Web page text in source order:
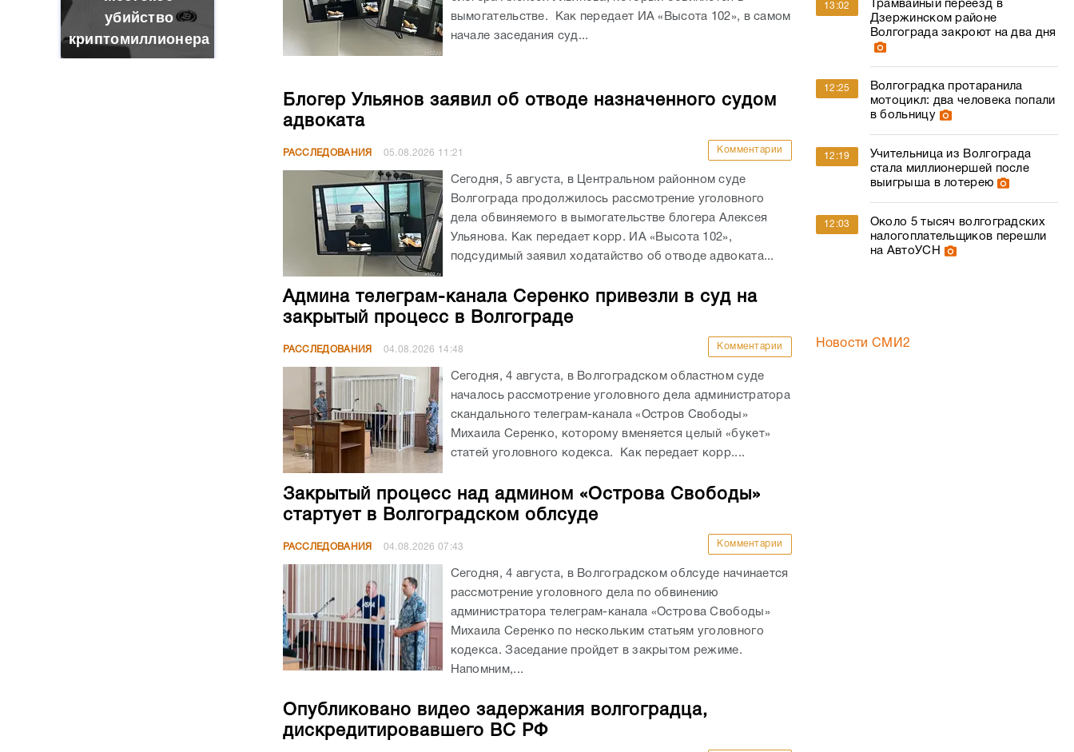
убийство
криптомиллионера
вымогательстве. Как передает ИА «Высота 102», в самом
начале заседания суд...
Блогер Ульянов заявил об отводе назначенного судом
адвоката
РАССЛЕДОВАНИЯ 05.08.2026 11:21 Комментарии
Сегодня, 5 августа, в Центральном районном суде
Волгограда продолжилось рассмотрение уголовного
дела обвиняемого в вымогательстве блогера Алексея
Ульянова. Как передает корр. ИА «Высота 102»,
подсудимый заявил ходатайство об отводе адвоката...
Админа телеграм-канала Серенко привезли в суд на
закрытый процесс в Волгограде
РАССЛЕДОВАНИЯ 04.08.2026 14:48 Комментарии
Сегодня, 4 августа, в Волгоградском областном суде
началось рассмотрение уголовного дела администратора
скандального телеграм-канала «Остров Свободы»
Михаила Серенко, которому вменяется целый «букет»
статей уголовного кодекса. Как передает корр....
Закрытый процесс над админом «Острова Свободы»
стартует в Волгоградском облсуде
РАССЛЕДОВАНИЯ 04.08.202607:43 Комментарии
Сегодня, 4 августа, в Волгоградском облсуде начинается
рассмотрение уголовного дела по обвинению
администратора телеграм-канала «Острова Свободы»
Михаила Серенко по нескольким статьям уголовного
кодекса. Заседание пройдет в закрытом режиме.
Напомним,...
Опубликовано видео задержания волгоградца,
дискредитировавшего ВС РФ
13:02
Трамвайный переезд в
Дзержинском районе
Волгограда закроют на два дня
12:25
Волгоградка протаранила
мотоцикл: два человека попали
в больницу
12:19
Учительница из Волгограда
стала миллионершей после
выигрыша в лотерею
12:03
Около 5 тысяч волгоградских
налогоплательщиков перешли
на АвтоУСН
Новости СМИ2